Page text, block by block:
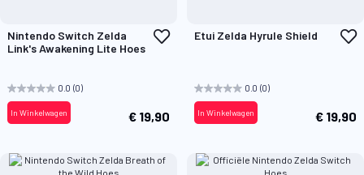
Nintendo Switch Zelda
Link's Awakening Lite Hoes
Voeg
0.0 (0)
€ 19,90
In Winkelwagen
Etui Zelda Hyrule Shield
0.0 (0)
€ 19,90
In Winkelwagen